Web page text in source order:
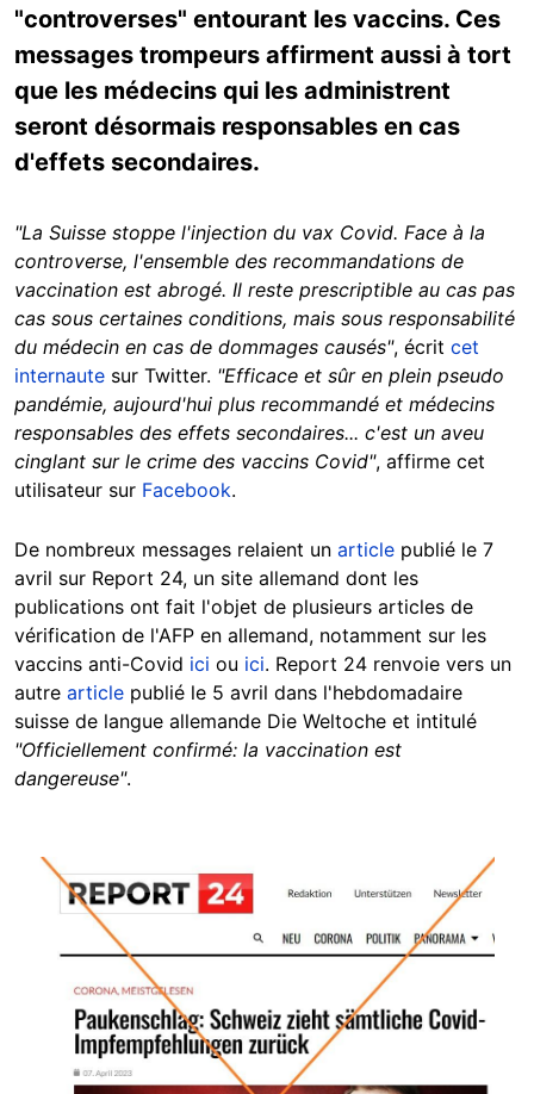
"controverses" entourant les vaccins. Ces
messages trompeurs affirment aussi à tort
que les médecins qui les administrent
seront désormais responsables en cas
d'effets secondaires.
"La Suisse stoppe l'injection du vax Covid. Face à la
controverse, l'ensemble des recommandations de
vaccination est abrogé. Il reste prescriptible au cas pas
cas sous certaines conditions, mais sous responsabilité
du médecin en cas de dommages causés", écrit cet
internaute sur Twitter. "Efficace et sûr en plein pseudo
pandémie, aujourd'hui plus recommandé et médecins
responsables des effets secondaires... c'est un aveu
cinglant sur le crime des vaccins Covid", affirme cet
utilisateur sur Facebook.
De nombreux messages relaient un article publié le 7
avril sur Report 24, un site allemand dont les
publications ont fait l'objet de plusieurs articles de
vérification de l'AFP en allemand, notamment sur les
vaccins anti-Covid ici ou ici. Report 24 renvoie vers un
autre article publié le 5 avril dans l'hebdomadaire
suisse de langue allemande Die Weltoche et intitulé
"Officiellement confirmé: la vaccination est
dangereuse".
Image